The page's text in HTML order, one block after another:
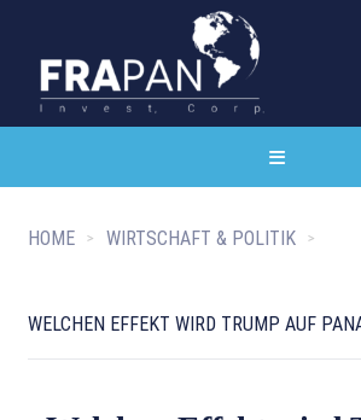
HOME WIRTSCHAFT & POLITIK
WELCHEN EFFEKT WIRD TRUMP AUF